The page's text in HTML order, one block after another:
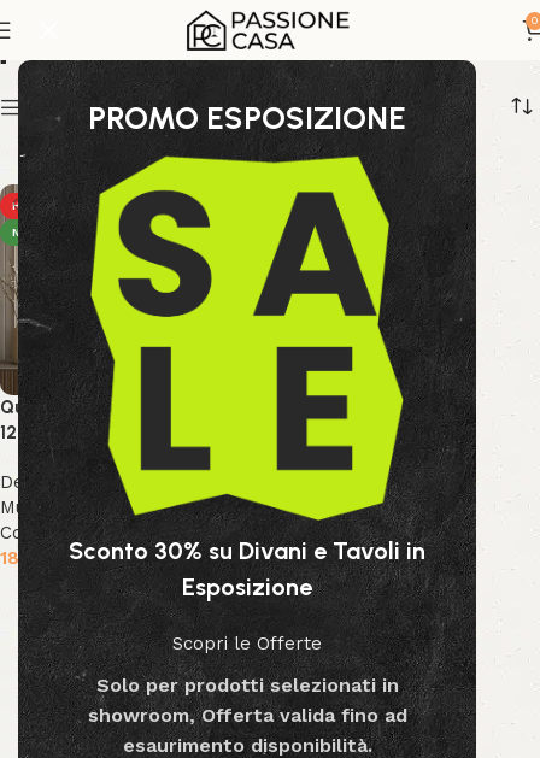
PROMO ESPOSIZIONE
Sconto 30% su Divani e Tavoli in
Esposizione
Scopri le Offerte
Solo per prodotti selezionati in
showroom, Offerta valida fino ad
esaurimento disponibilità.
0
di grandi dimensioni
Show sidebar
HOT
NEW
Quadro Dipinto Village BF588
120X90
Decor & Accessori
Murale
Collezione Bizzotto
Collezione Decor
189.99
€
Aggiungi al carrello